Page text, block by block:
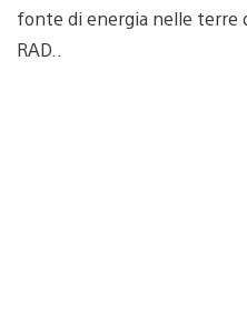
fonte di energia nelle terre
RAD..